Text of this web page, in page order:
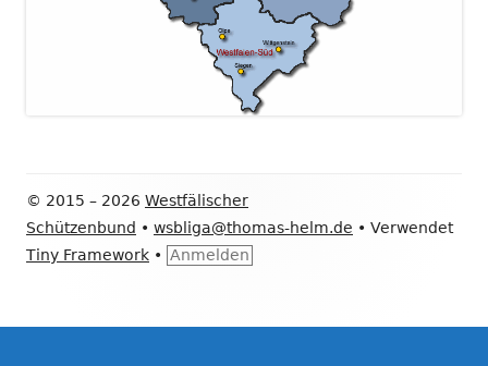
Footer
Inhalt
© 2015 – 2026 Westfälischer
Schützenbund • wsbliga@thomas-helm.de • Verwendet
Tiny Framework • Anmelden